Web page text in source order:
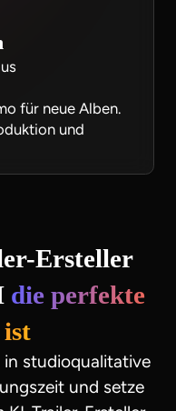
für neue Alben.
und
Ersteller
die perfekte
in studioqualitative
und setze